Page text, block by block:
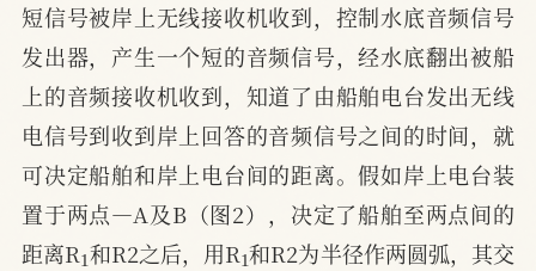
短信号被岸上无线接收机收到，控制水底音频信号
发出器，产生一个短的音频信号，经水底翻出被船
上的音频接收机收到，知道了由船舶电台发出无线
电信号到收到岸上回答的音频信号之间的时间，就
可决定船舶和岸上电台间的距离。假如岸上电台装
置于两点—A及B（图2），决定了船舶至两点间的
距离R1和R2之后，用R1和R2为半径作两圆弧，其交